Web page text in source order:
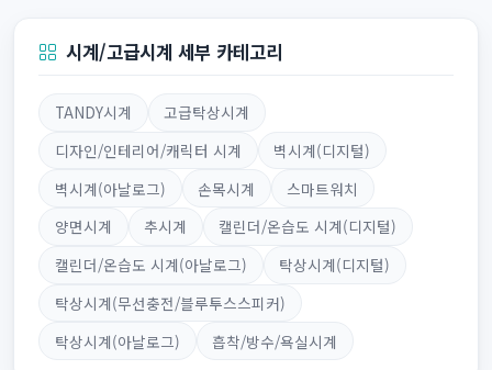
시계/고급시계 세부 카테고리
TANDY시계
고급탁상시계
디자인/인테리어/캐릭터 시계
벽시계(디지털)
벽시계(아날로그)
손목시계
스마트워치
양면시계
추시계
캘린더/온습도 시계(디지털)
캘린더/온습도 시계(아날로그)
탁상시계(디지털)
탁상시계(무선충전/블루투스스피커)
탁상시계(아날로그)
흡착/방수/욕실시계